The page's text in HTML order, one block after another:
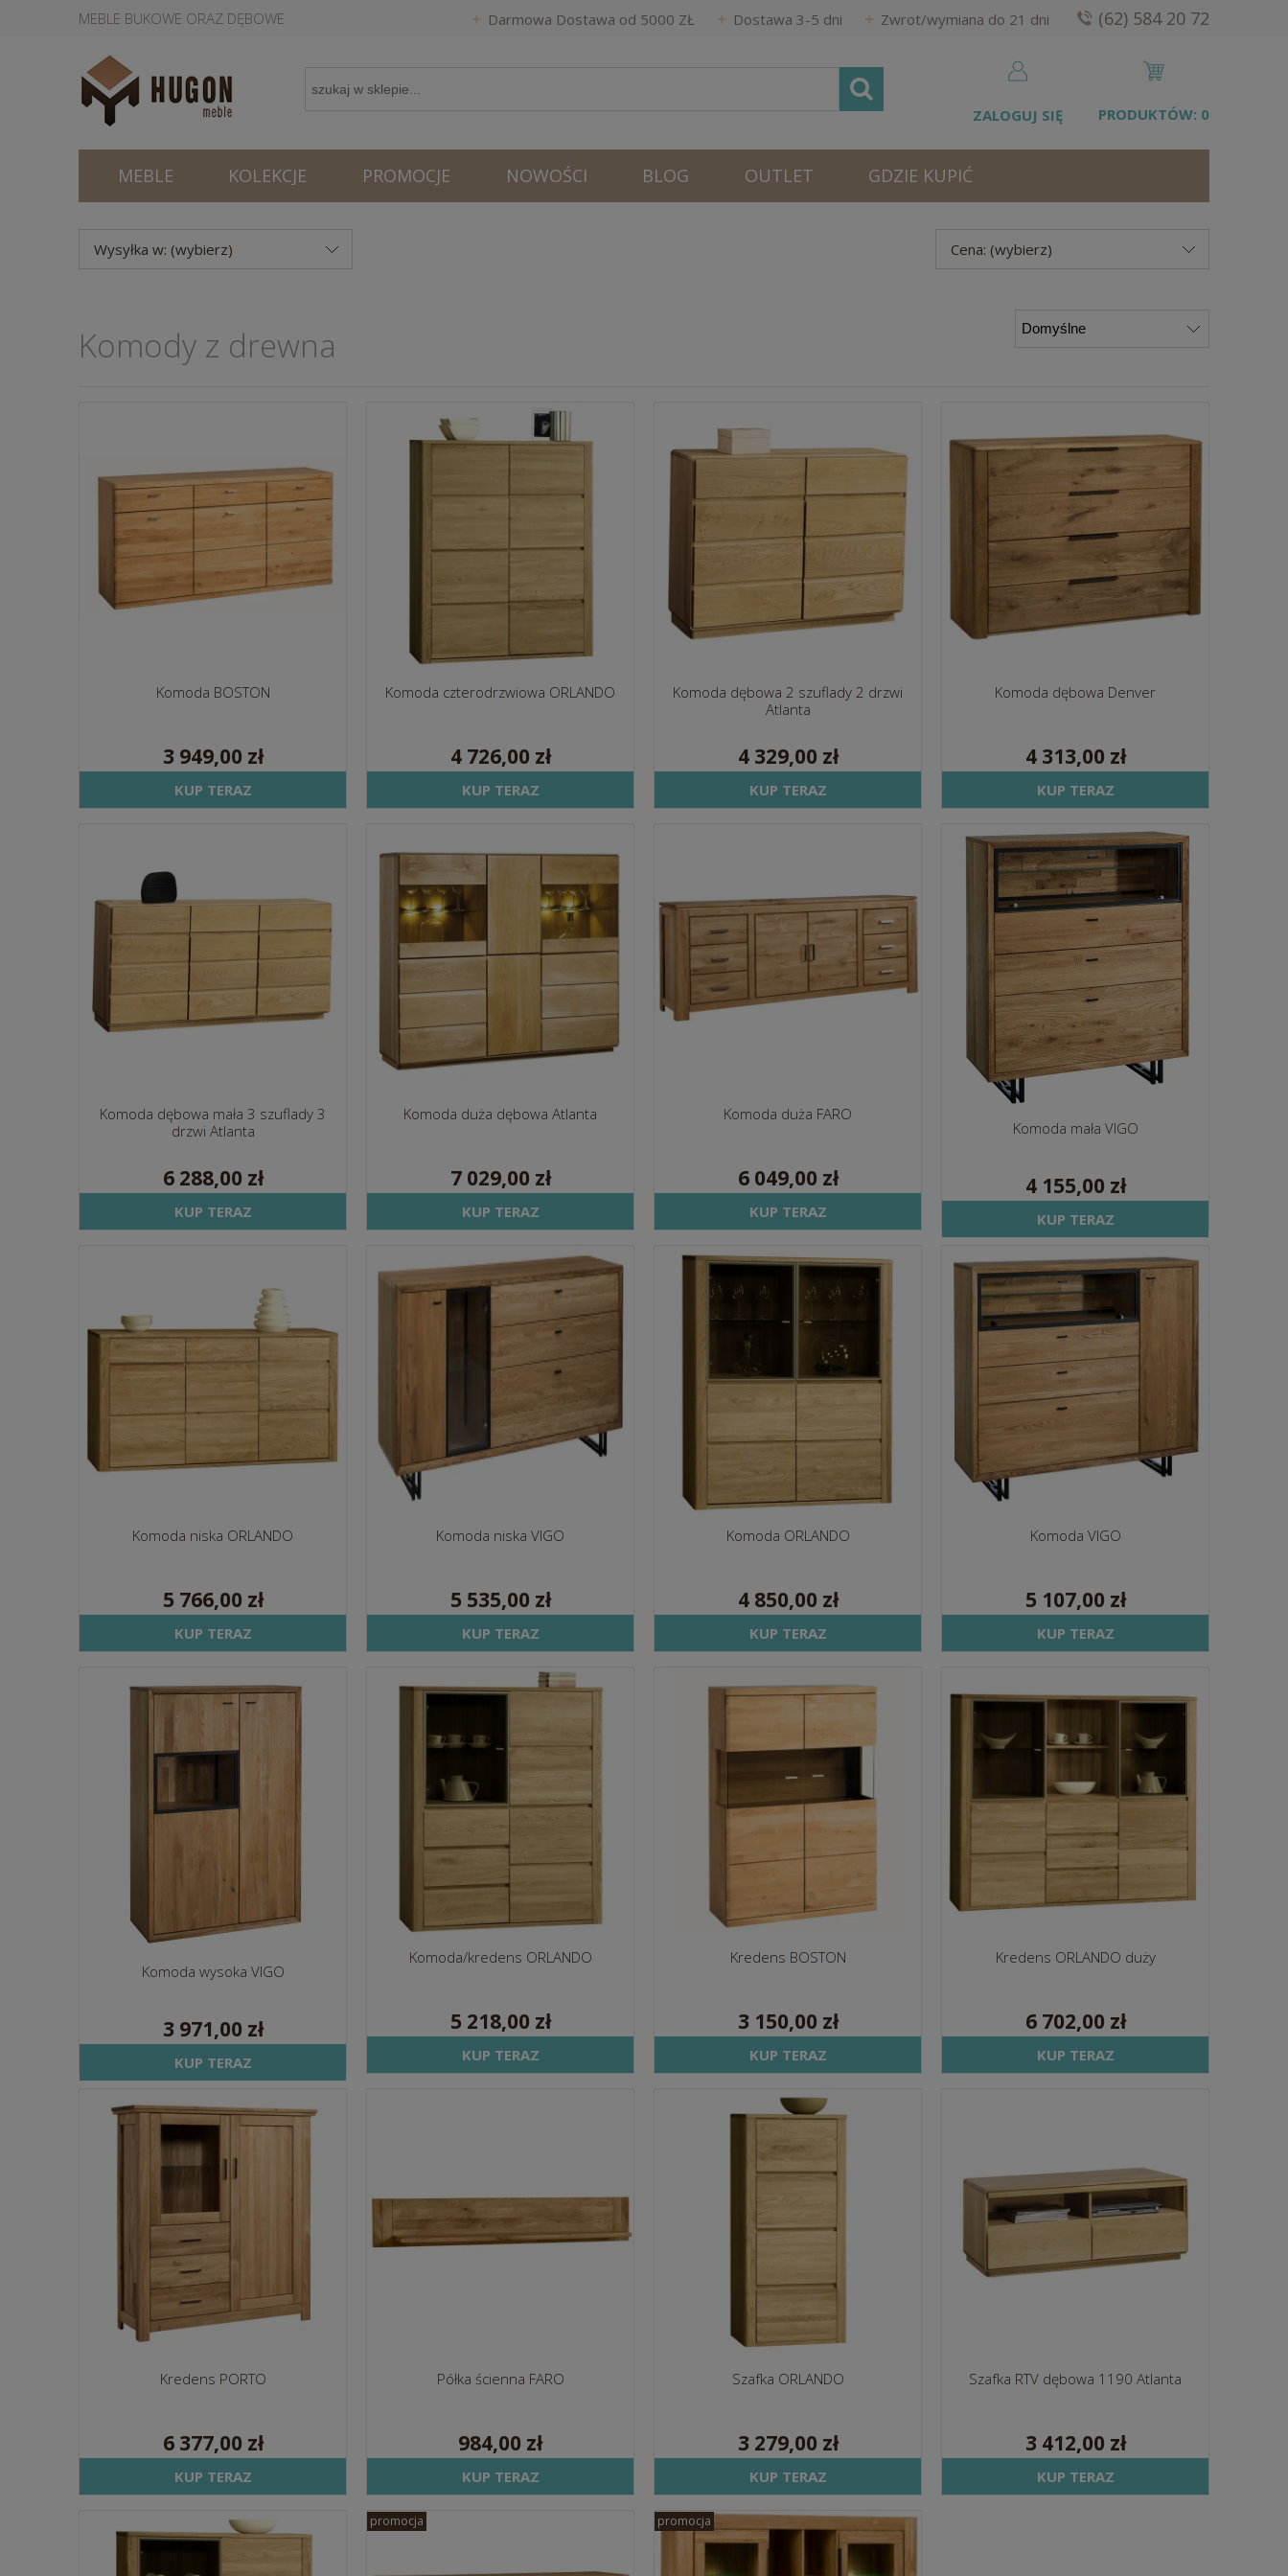
MEBLE BUKOWE ORAZ DĘBOWE Darmowa Dostawa od 5000 ZŁ Dostawa 3-5 dni Zwrot/wymiana do 21 dni (62) 584 20 72
PRODUKTÓW: 0
ZALOGUJ SIĘ
MEBLE KOLEKCJE PROMOCJE NOWOŚCI BLOG OUTLET GDZIE KUPIĆ
Wysyłka w: (wybierz) Cena: (wybierz)
Komody z drewna
Komoda BOSTON
3 949,00 zł
KUP TERAZ
Komoda czterodrzwiowa ORLANDO
4 726,00 zł
KUP TERAZ
Komoda dębowa 2 szuflady 2 drzwi
Atlanta
4 329,00 zł
KUP TERAZ
Komoda dębowa Denver
4 313,00 zł
KUP TERAZ
Komoda dębowa mała 3 szuflady 3
drzwi Atlanta
6 288,00 zł
KUP TERAZ
Komoda duża dębowa Atlanta
7 029,00 zł
KUP TERAZ
Komoda duża FARO
6 049,00 zł
KUP TERAZ
Komoda mała VIGO
4 155,00 zł
KUP TERAZ
Komoda niska ORLANDO
5 766,00 zł
KUP TERAZ
Komoda niska VIGO
5 535,00 zł
KUP TERAZ
Komoda ORLANDO
4 850,00 zł
KUP TERAZ
Komoda VIGO
5 107,00 zł
KUP TERAZ
Komoda wysoka VIGO
3 971,00 zł
KUP TERAZ
Komoda/kredens ORLANDO
5 218,00 zł
KUP TERAZ
Kredens BOSTON
3 150,00 zł
KUP TERAZ
Kredens ORLANDO duży
6 702,00 zł
KUP TERAZ
Kredens PORTO
6 377,00 zł
KUP TERAZ
Półka ścienna FARO
984,00 zł
KUP TERAZ
Szafka ORLANDO
3 279,00 zł
KUP TERAZ
Szafka RTV dębowa 1190 Atlanta
3 412,00 zł
KUP TERAZ
promocja promocja